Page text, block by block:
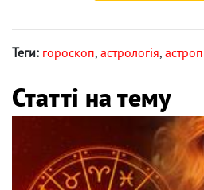
Теги: гороскоп, астрологія,
Статті на тему